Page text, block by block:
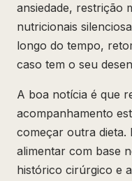
ansiedade, restrição
nutricionais
longo do tempo,
caso tem o seu
A boa notícia é que
acompanhamento
começar outra dieta.
alimentar com base
histórico cirúrgico e